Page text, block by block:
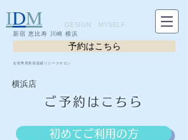
DESIGN MYSELF
IDM
新宿 恵比寿 川崎 横浜
予約はこちら
女性専用美容筋膜リリースサロン
横浜店
ご予約はこちら
初めてご利用の方